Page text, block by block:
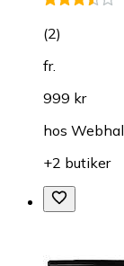
(2)
fr.
999 kr
hos
+2 butiker